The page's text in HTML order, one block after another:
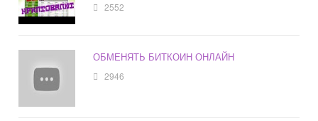
2552
ОБМЕНЯТЬ БИТКОИН ОНЛАЙН
2946